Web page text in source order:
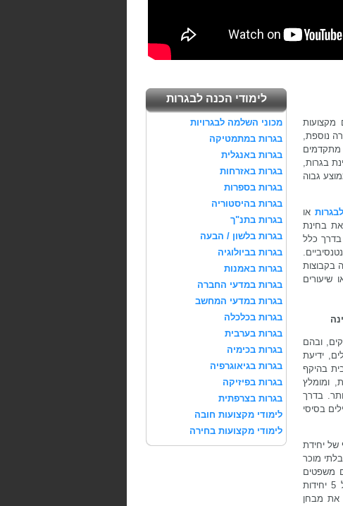
מקצועות
נוספת,
מתקדמים
לכל בחינת בגרות,
גבוה
או
בחינת
כלל
בקבוצות
שיעורים
ובהם
ידיעת
בהיקף
ומומלץ
בדרך
בסיסי
של יחידת
קטע בלתי מוכר
משפטים
מעברית לערבית, השלמת מילים בתוך משפט, ועוד. בחינת בגרות של 5 יחידות
את מבחן
לימודי הכנה לבגרות
מכוני השלמה לבגרויות
בגרות במתמטיקה
בגרות באנגלית
בגרות באזרחות
בגרות בספרות
בגרות בהיסטוריה
בגרות בתנ"ך
בגרות בלשון / הבעה
בגרות בביולוגיה
בגרות באמנות
בגרות במדעי החברה
בגרות במדעי המחשב
בגרות בכלכלה
בגרות בערבית
בגרות בכימיה
בגרות בגיאוגרפיה
בגרות בפיזיקה
בגרות בצרפתית
לימודי מקצועות חובה
לימודי מקצועות בחירה